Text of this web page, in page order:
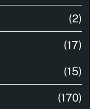
(2)
(17)
(15)
(170)